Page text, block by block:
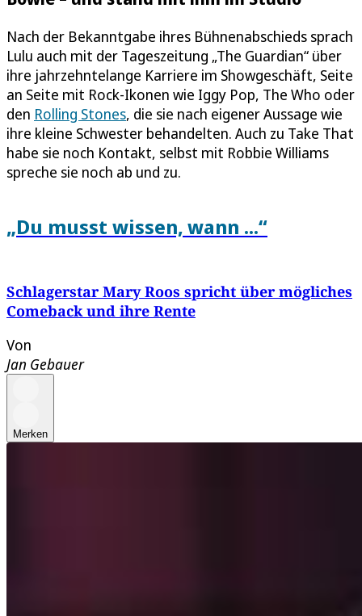
Nach der Bekanntgabe ihres Bühnenabschieds sprach
Lulu auch mit der Tageszeitung „The Guardian“ über
ihre jahrzehntelange Karriere im Showgeschäft, Seite
an Seite mit Rock-Ikonen wie Iggy Pop, The Who oder
den Rolling Stones, die sie nach eigener Aussage wie
ihre kleine Schwester behandelten. Auch zu Take That
habe sie noch Kontakt, selbst mit Robbie Williams
spreche sie noch ab und zu.
„Du musst wissen, wann ...“
Schlagerstar Mary Roos spricht über mögliches
Comeback und ihre Rente
Von
Jan Gebauer
Merken